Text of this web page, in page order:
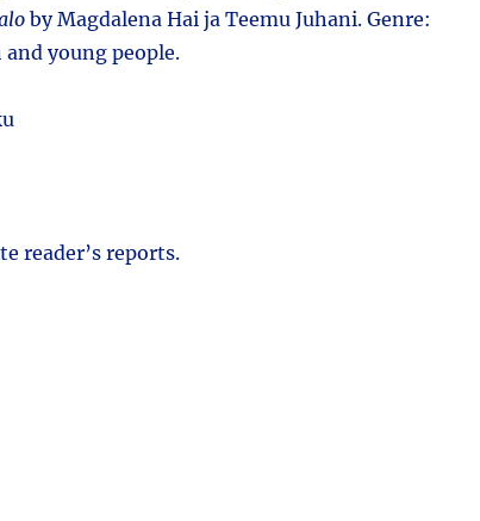
by Magdalena Hai ja Teemu Juhani. Genre:
young people.
reader’s reports.